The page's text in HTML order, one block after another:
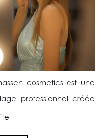
cosmetics est une
professionnel créée